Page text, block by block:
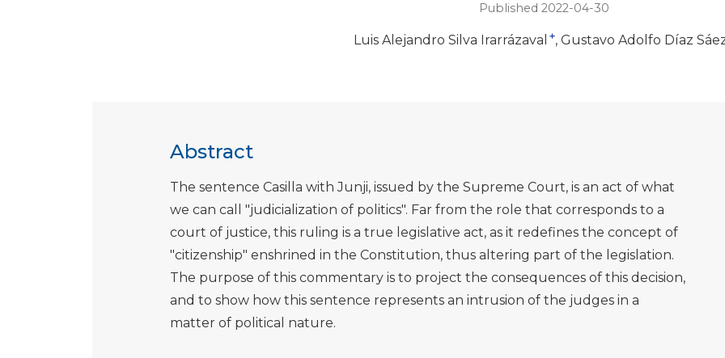
Published 2022-04-30
Luis Alejandro Silva Irarrázaval + Gustavo Adolfo Díaz
Abstract
The sentence Casilla with Junji, issued by the Supreme Court, is an act of what
we can call "judicialization of politics". Far from the role that corresponds to a
court of justice, this ruling is a true legislative act, as it redefines the concept of
"citizenship" enshrined in the Constitution, thus altering part of the legislation.
The purpose of this commentary is to project the consequences of this decision,
and to show how this sentence represents an intrusion of the judges in a
matter of political nature.